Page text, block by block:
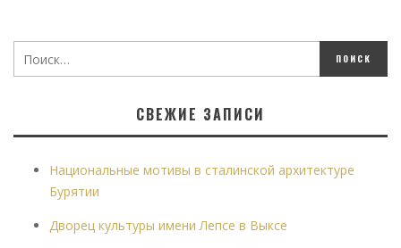
СВЕЖИЕ ЗАПИСИ
Национальные мотивы в сталинской архитектуре
Бурятии
Дворец культуры имени Лепсе в Выксе